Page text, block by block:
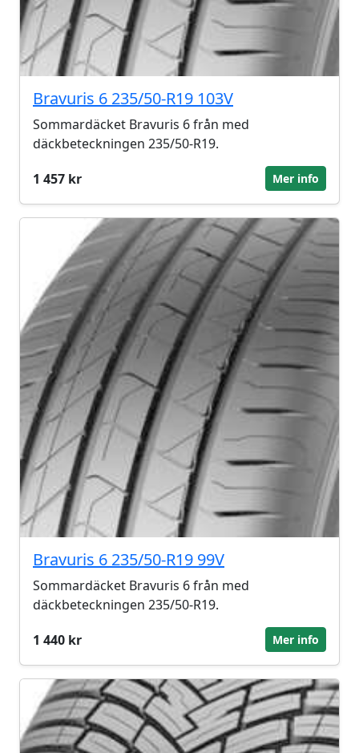
Bravuris 6 235/50-R19 103V
Sommardäcket Bravuris 6 från med
däckbeteckningen 235/50-R19.
1 457 kr
Mer info
Bravuris 6 235/50-R19 99V
Sommardäcket Bravuris 6 från med
däckbeteckningen 235/50-R19.
1 440 kr
Mer info